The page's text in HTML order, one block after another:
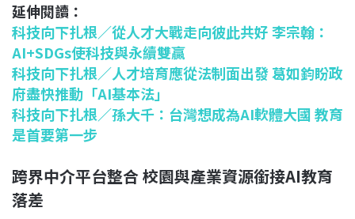
延伸閱讀：
科技向下扎根／從人才大戰走向彼此共好 李宗翰：
AI+SDGs使科技與永續雙贏
科技向下扎根／人才培育應從法制面出發 葛如鈞盼政
府盡快推動「AI基本法」
科技向下扎根／孫大千：台灣想成為AI軟體大國 教育
是首要第一步
跨界中介平台整合 校園與產業資源銜接AI教育
落差